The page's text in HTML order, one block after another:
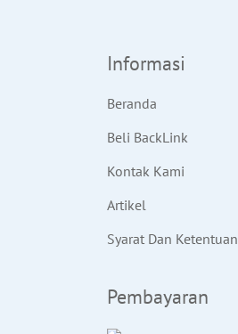
Informasi
Beranda
Beli BackLink
Kontak Kami
Artikel
Syarat Dan Ketentuan
Pembayaran